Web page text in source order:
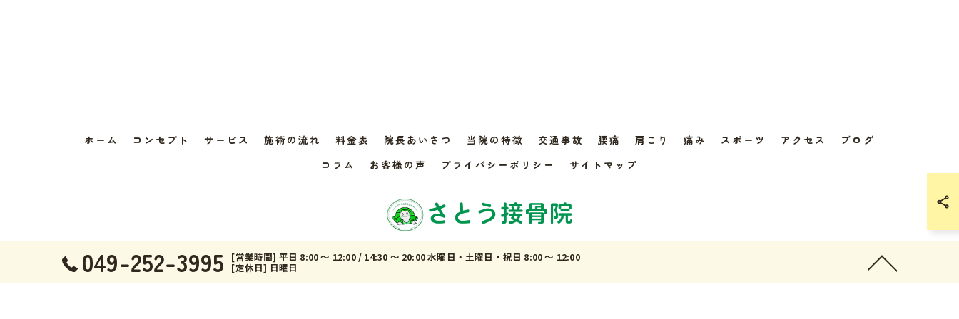
049-252-3995 [営業時間] 平日 8:00 ～ 12:00 / 14:30 ～ 20:00 水曜日・土曜日・祝日 8:00 ～ 12:00
[定休日] 日曜日
ホーム コンセプト サービス 施術の流れ 料金表 院長あいさつ 当院の特徴 交通事故 腰痛 肩こり 痛み スポーツ アクセス
ブログ
コラム
お客様の声 プライバシーポリシー サイトマップ